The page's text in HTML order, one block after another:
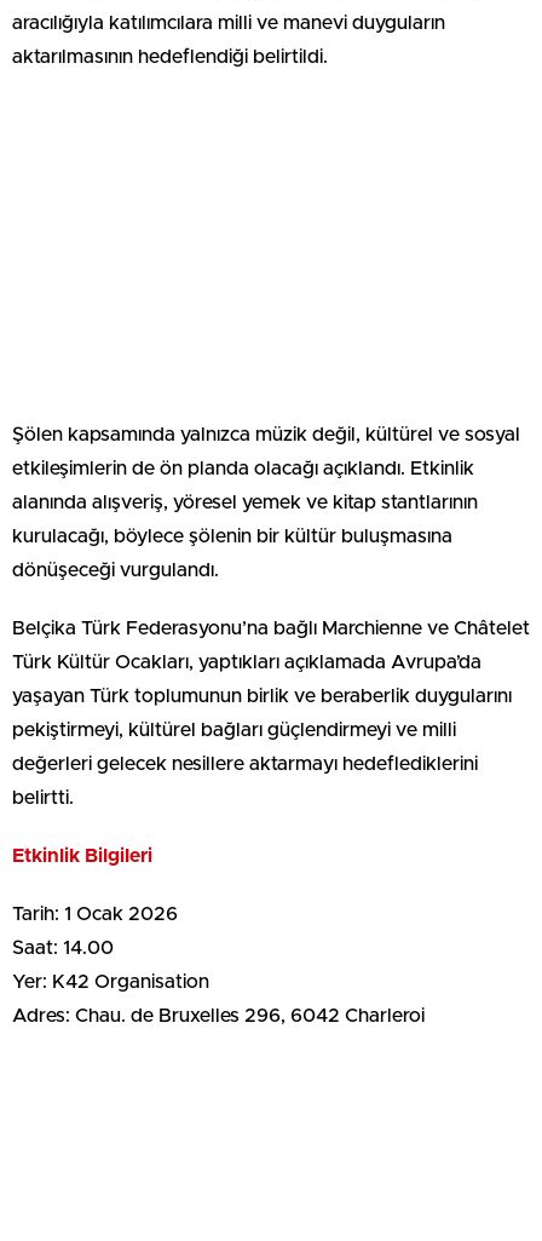
aracılığıyla katılımcılara milli ve manevi duyguların
aktarılmasının hedeflendiği belirtildi.
Şölen kapsamında yalnızca müzik değil, kültürel ve sosyal
etkileşimlerin de ön planda olacağı açıklandı. Etkinlik
alanında alışveriş, yöresel yemek ve kitap stantlarının
kurulacağı, böylece şölenin bir kültür buluşmasına
dönüşeceği vurgulandı.
Belçika Türk Federasyonu’na bağlı Marchienne ve Châtelet
Türk Kültür Ocakları, yaptıkları açıklamada Avrupa’da
yaşayan Türk toplumunun birlik ve beraberlik duygularını
pekiştirmeyi, kültürel bağları güçlendirmeyi ve milli
değerleri gelecek nesillere aktarmayı hedeflediklerini
belirtti.
Etkinlik Bilgileri
Tarih: 1 Ocak 2026
Saat: 14.00
Yer: K42 Organisation
Adres: Chau. de Bruxelles 296, 6042 Charleroi